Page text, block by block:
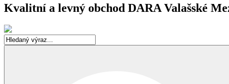
Kvalitní a levný obchod DARA Valašské